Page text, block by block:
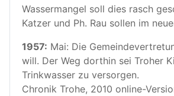
Wassermangel soll dies rasch
Katzer und Ph. Rau sollen im
1957: Mai: Die
will. Der Weg dorthin sei Troher
Trinkwasser zu versorgen.
Chronik Trohe, 2010 online-